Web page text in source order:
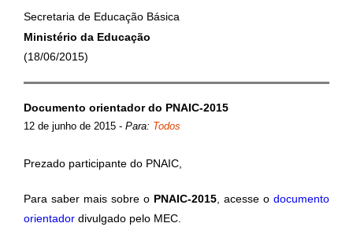
Secretaria de Educação Básica
Ministério da Educação
(18/06/2015)
Documento orientador do PNAIC-2015
12 de junho de 2015 - Para: Todos
Prezado participante do PNAIC,
Para saber mais sobre o PNAIC-2015 , acesse o documento
orientador divulgado pelo MEC.